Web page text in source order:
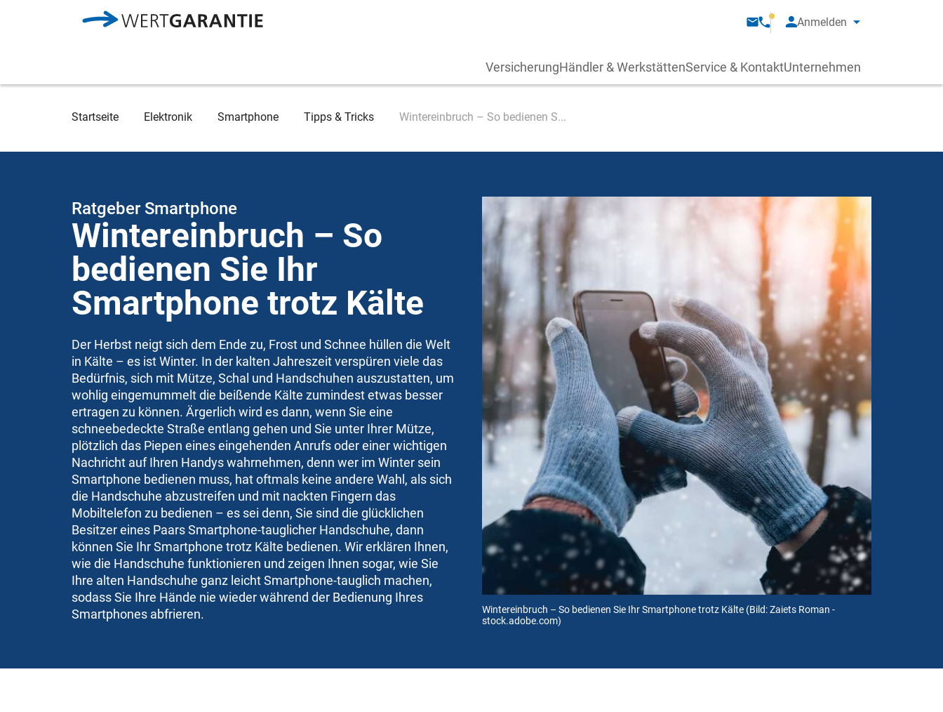
Anmelden
VersicherungHändler & WerkstättenService & KontaktUnternehmen
Breadcrumb
Startseite Elektronik Smartphone Tipps & Tricks Wintereinbruch – So bedienen S...
Wintereinbruch – So bedienen Sie Ihr Smartphone trotz Kälte (Bild: Zaiets Roman -
stock.adobe.com)
Ratgeber Smartphone
Wintereinbruch – So
bedienen Sie Ihr
Smartphone trotz Kälte
Der Herbst neigt sich dem Ende zu, Frost und Schnee hüllen die Welt
in Kälte – es ist Winter. In der kalten Jahreszeit verspüren viele das
Bedürfnis, sich mit Mütze, Schal und Handschuhen auszustatten, um
wohlig eingemummelt die beißende Kälte zumindest etwas besser
ertragen zu können. Ärgerlich wird es dann, wenn Sie eine
schneebedeckte Straße entlang gehen und Sie unter Ihrer Mütze,
plötzlich das Piepen eines eingehenden Anrufs oder einer wichtigen
Nachricht auf Ihren Handys wahrnehmen, denn wer im Winter sein
Smartphone bedienen muss, hat oftmals keine andere Wahl, als sich
die Handschuhe abzustreifen und mit nackten Fingern das
Mobiltelefon zu bedienen – es sei denn, Sie sind die glücklichen
Besitzer eines Paars Smartphone-tauglicher Handschuhe, dann
können Sie Ihr Smartphone trotz Kälte bedienen. Wir erklären Ihnen,
wie die Handschuhe funktionieren und zeigen Ihnen sogar, wie Sie
Ihre alten Handschuhe ganz leicht Smartphone-tauglich machen,
sodass Sie Ihre Hände nie wieder während der Bedienung Ihres
Smartphones abfrieren.